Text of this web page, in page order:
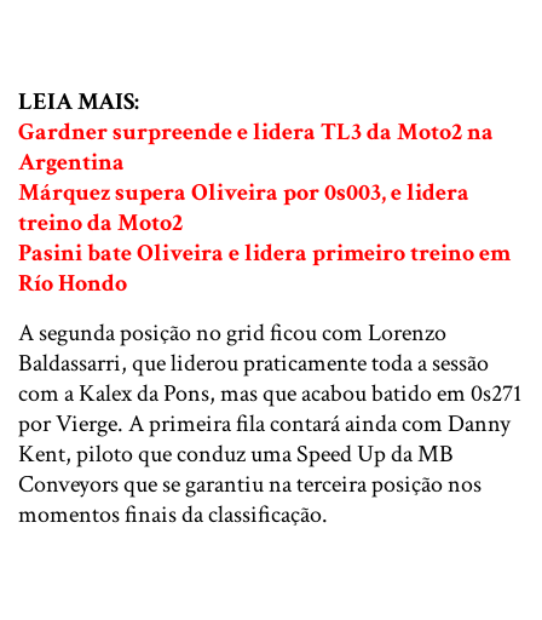
LEIA MAIS:
Gardner surpreende e lidera TL3 da Moto2 na
Argentina
Márquez supera Oliveira por 0s003, e lidera
treino da Moto2
Pasini bate Oliveira e lidera primeiro treino em
Río Hondo
A segunda posição no grid ficou com Lorenzo
Baldassarri, que liderou praticamente toda a sessão
com a Kalex da Pons, mas que acabou batido em 0s271
por Vierge. A primeira fila contará ainda com Danny
Kent, piloto que conduz uma Speed Up da MB
Conveyors que se garantiu na terceira posição nos
momentos finais da classificação.